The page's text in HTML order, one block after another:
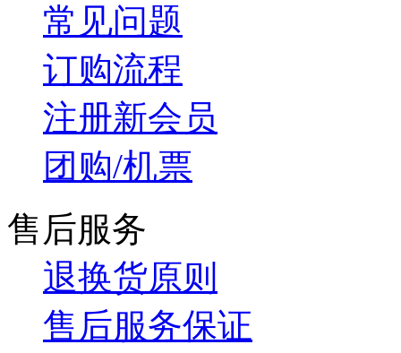
常见问题
订购流程
注册新会员
团购/机票
售后服务
退换货原则
售后服务保证